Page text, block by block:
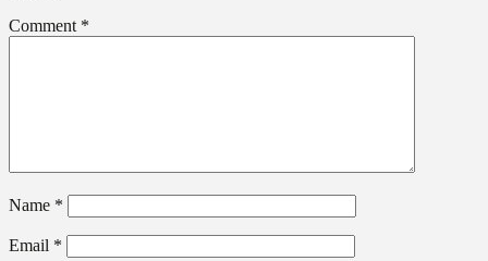
Comment *
Name *
Email *